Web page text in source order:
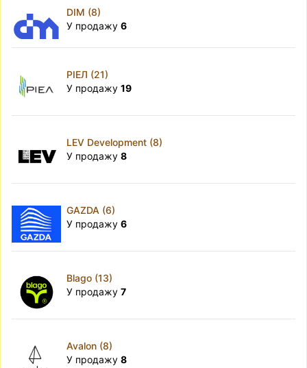
DIM (8)
У продажу 6
РІЕЛ (21)
У продажу 19
LEV Development (8)
У продажу 8
GAZDA (6)
У продажу 6
Blago (13)
У продажу 7
Avalon (8)
У продажу 8